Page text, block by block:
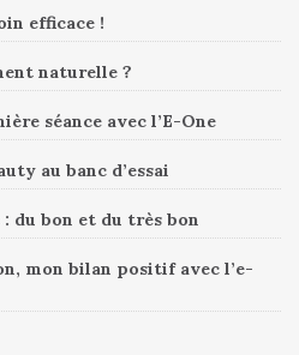
efficace !
naturelle ?
séance avec l’E-One
au banc d’essai
du bon et du très bon
mon bilan positif avec l’e-